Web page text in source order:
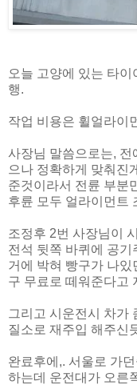
오늘 고양에 있는 타이
행.
작업 비용은 휠얼라이
사장님 말씀으로는,
으나 정확하게 맞춰진
준것이라서 전륜 부분
후륜 모두 얼라이먼트
조정후 2번 사장님이
전석 뒷쪽 바퀴에 공
거에 박혀 빵구가 나있
구 무료로 떼워준다고
그리고 시운전시 차가
질소로 재주입 해주신
완료후에,. 서울로 가
하는데 운전대가 오른